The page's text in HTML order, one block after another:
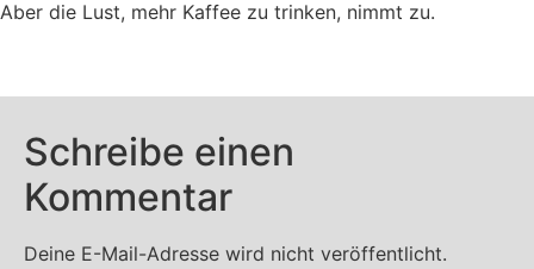
Aber die Lust, mehr Kaffee zu trinken, nimmt zu.
Schreibe einen
Kommentar
Deine E-Mail-Adresse wird nicht veröffentlicht.